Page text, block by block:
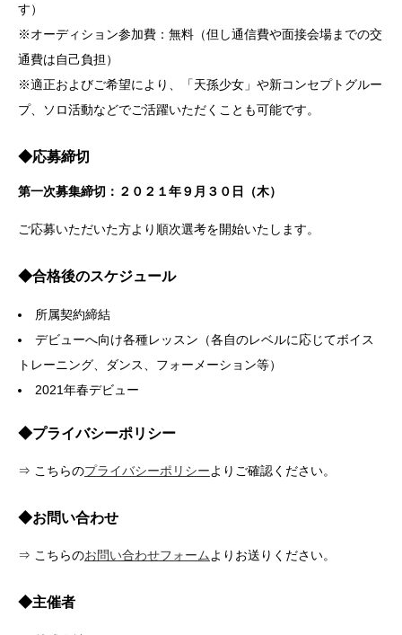
す）
※オーディション参加費：無料（但し通信費や面接会場までの交
通費は自己負担）
※適正およびご希望により、「天孫少女」や新コンセプトグルー
プ、ソロ活動などでご活躍いただくことも可能です。
◆応募締切
第一次募集締切：２０２１年９月３０日（木）
ご応募いただいた方より順次選考を開始いたします。
◆合格後のスケジュール
所属契約締結
デビューへ向け各種レッスン（各自のレベルに応じてボイス
トレーニング、ダンス、フォーメーション等）
2021年春デビュー
◆プライバシーポリシー
⇒ こちらのプライバシーポリシーよりご確認ください。
◆お問い合わせ
⇒ こちらのお問い合わせフォームよりお送りください。
◆主催者